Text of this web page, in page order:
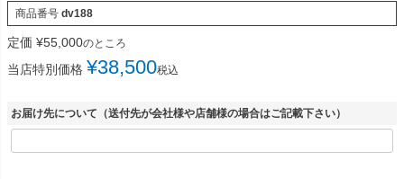
商品番号 dv188
定価 ¥55,000のところ
当店特別価格 ¥38,500税込
お届け先について（送付先が会社様や店舗様の場合はご記載下さい）